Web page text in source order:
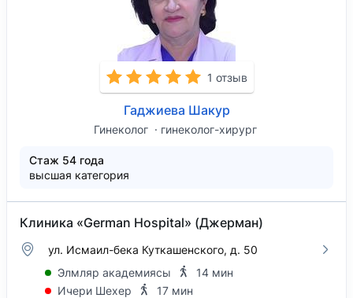
1 отзыв
Гаджиева Шакур
Гинеколог гинеколог-хирург
Стаж 54 года
высшая категория
Клиника «German Hospital» (Джерман)
ул. Исмаил-бека Куткашенского, д. 50
Элмляр академиясы
14 мин
Ичери Шехер
17 мин